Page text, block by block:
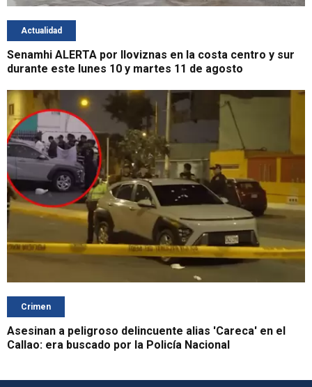
Actualidad
Senamhi ALERTA por lloviznas en la costa centro y sur
durante este lunes 10 y martes 11 de agosto
Crimen
Asesinan a peligroso delincuente alias 'Careca' en el
Callao: era buscado por la Policía Nacional